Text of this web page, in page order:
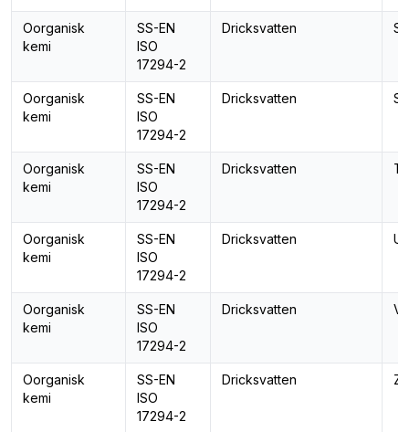
Oorganisk
kemi
SS-EN
ISO
17294-2
Dricksvatten
Oorganisk
kemi
SS-EN
ISO
17294-2
Dricksvatten
Oorganisk
kemi
SS-EN
ISO
17294-2
Dricksvatten
Oorganisk
kemi
SS-EN
ISO
17294-2
Dricksvatten
Oorganisk
kemi
SS-EN
ISO
17294-2
Dricksvatten
Oorganisk
kemi
SS-EN
ISO
17294-2
Dricksvatten